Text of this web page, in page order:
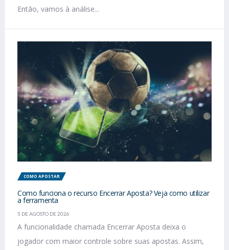
Então, vamos à análise...
COMO APOSTAR
Como funciona o recurso Encerrar Aposta? Veja como utilizar
a ferramenta
5 DE AGOSTO DE 2026
A funcionalidade chamada Encerrar Aposta deixa o
jogador com maior controle sobre suas apostas. Assim,